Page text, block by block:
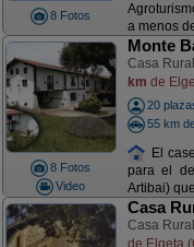
8 Fotos
a menos
8 Fotos
Video
Monte
Casa
km de
20
55 km
El
para el
Artibai)
Casa
Casa
de Elgeta